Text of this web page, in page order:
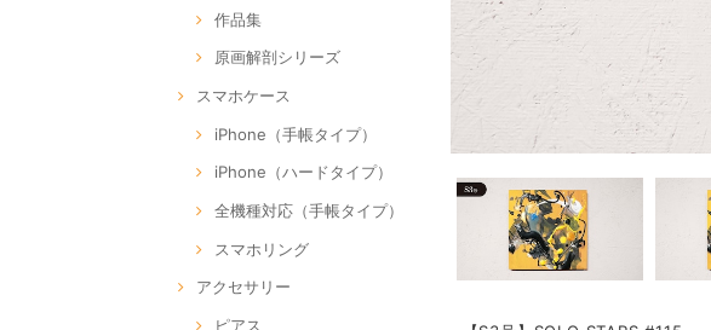
作品集
原画解剖シリーズ
スマホケース
iPhone（手帳タイプ）
iPhone（ハードタイプ）
全機種対応（手帳タイプ）
スマホリング
アクセサリー
ピアス